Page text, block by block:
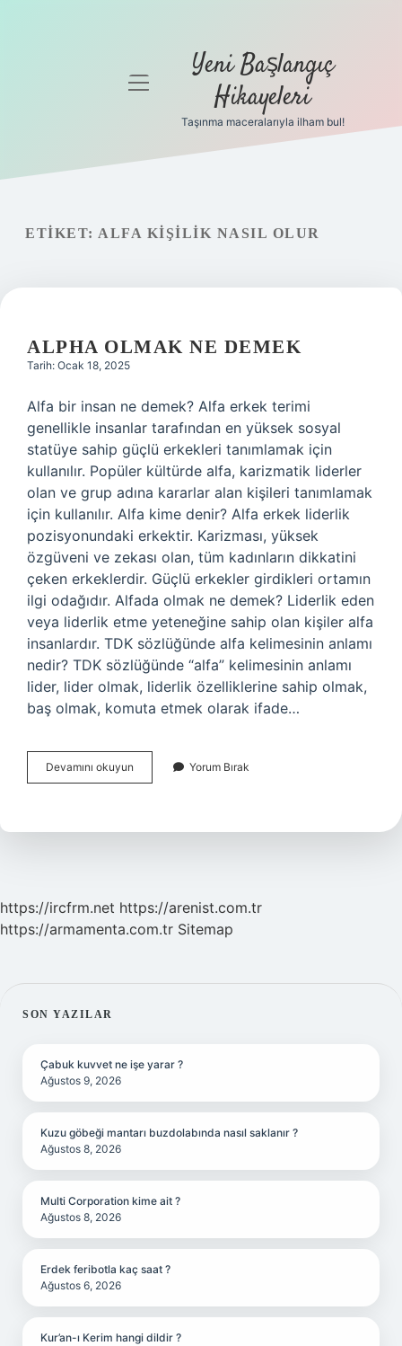
Gizlilik
Yasal Uyarı
Hakkımızda
menüyü
Yeni Başlangıç
Hikayeleri
Taşınma maceralarıyla ilham bul!
ETIKET: ALFA KIŞILIK NASIL OLUR
ALPHA OLMAK NE DEMEK
Tarih: Ocak 18, 2025
Alfa bir insan ne demek? Alfa erkek terimi
genellikle insanlar tarafından en yüksek sosyal
statüye sahip güçlü erkekleri tanımlamak için
kullanılır. Popüler kültürde alfa, karizmatik liderler
olan ve grup adına kararlar alan kişileri tanımlamak
için kullanılır. Alfa kime denir? Alfa erkek liderlik
pozisyonundaki erkektir. Karizması, yüksek
özgüveni ve zekası olan, tüm kadınların dikkatini
çeken erkeklerdir. Güçlü erkekler girdikleri ortamın
ilgi odağıdır. Alfada olmak ne demek? Liderlik eden
veya liderlik etme yeteneğine sahip olan kişiler alfa
insanlardır. TDK sözlüğünde alfa kelimesinin anlamı
nedir? TDK sözlüğünde “alfa” kelimesinin anlamı
lider, lider olmak, liderlik özelliklerine sahip olmak,
baş olmak, komuta etmek olarak ifade…
Devamını okuyun
Olmak
Yorum Bırak
https://ircfrm.net https://arenist.com.tr
https://armamenta.com.tr Sitemap
SIDEBAR
SON YAZILAR
Çabuk kuvvet ne işe yarar ?
Ağustos 9, 2026
Kuzu göbeği mantarı buzdolabında nasıl saklanır ?
Ağustos 8, 2026
Multi Corporation kime ait ?
Ağustos 8, 2026
Erdek feribotla kaç saat ?
Ağustos 6, 2026
Kur’an-ı Kerim hangi dildir ?